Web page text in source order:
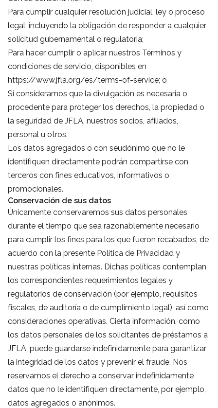
Para cumplir cualquier resolución judicial, ley o proceso
legal, incluyendo la obligación de responder a cualquier
solicitud gubernamental o regulatoria;
Para hacer cumplir o aplicar nuestros Términos y
condiciones de servicio, disponibles en
https://www.jfla.org/es/terms-of-service; o
Si consideramos que la divulgación es necesaria o
procedente para proteger los derechos, la propiedad o
la seguridad de JFLA, nuestros socios, afiliados,
personal u otros.
Los datos agregados o con seudónimo que no le
identifiquen directamente podrán compartirse con
terceros con fines educativos, informativos o
promocionales.
Conservación de sus datos
Únicamente conservaremos sus datos personales
durante el tiempo que sea razonablemente necesario
para cumplir los fines para los que fueron recabados, de
acuerdo con la presente Política de Privacidad y
nuestras políticas internas. Dichas políticas contemplan
los correspondientes requerimientos legales y
regulatorios de conservación (por ejemplo, requisitos
fiscales, de auditoría o de cumplimiento legal), así como
consideraciones operativas. Cierta información, como
los datos personales de los solicitantes de préstamos a
JFLA, puede guardarse indefinidamente para garantizar
la integridad de los datos y prevenir el fraude. Nos
reservamos el derecho a conservar indefinidamente
datos que no le identifiquen directamente, por ejemplo,
datos agregados o anónimos.